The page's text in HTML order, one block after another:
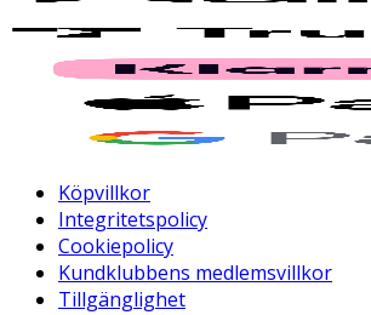
Köpvillkor
Integritetspolicy
Cookiepolicy
Kundklubbens medlemsvillkor
Tillgänglighet